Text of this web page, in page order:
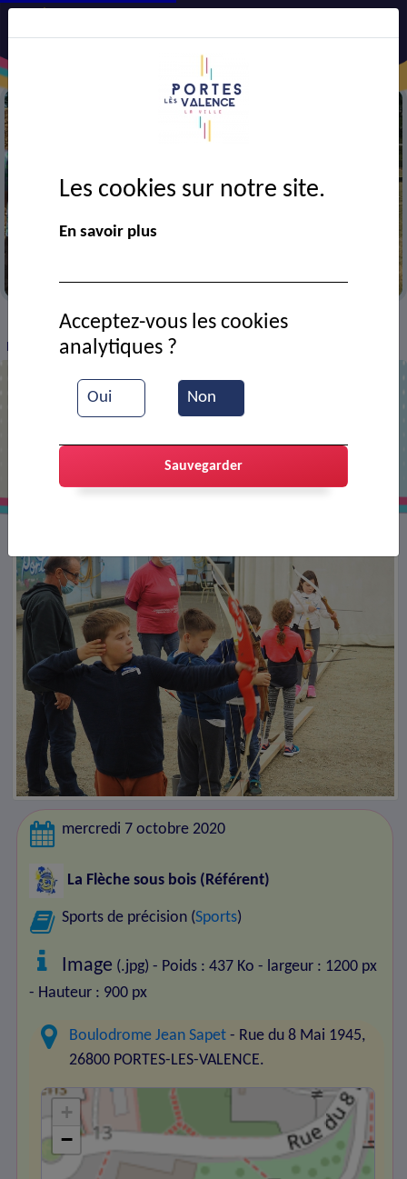
> VIE MUNICIPALE > Ressources documentaires
Entrainement de tir à l'arc
mercredi 7 octobre 2020
La Flèche sous bois (Référent)
Sports de précision (Sports)
Image (.jpg) - Poids : 437 Ko - largeur : 1200 px
- Hauteur : 900 px
Boulodrome Jean Sapet - Rue du 8 Mai 1945,
26800 PORTES-LES-VALENCE.
+
−
Les cookies sur notre site.
En savoir plus
Oui Non
Acceptez-vous les cookies
analytiques ?
Sauvegarder